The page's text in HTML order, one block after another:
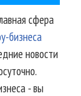
сфера
бизнеса
новости
- вы